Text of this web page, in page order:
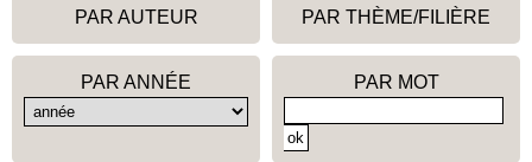
PAR AUTEUR PAR THÈME/FILIÈRE
PAR ANNÉE PAR MOT